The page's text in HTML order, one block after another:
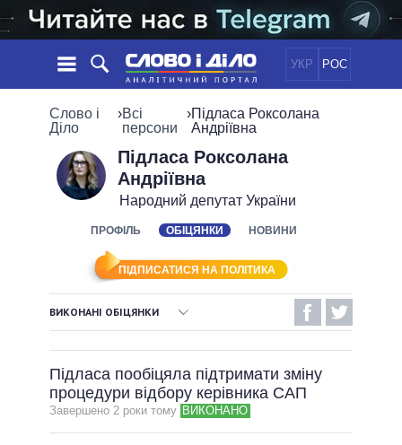
УКР РОС
НОВИНИ
СТРІЧКА
ПОДІЇ
ДУМКИ
ОГЛЯДИ
ДАЙДЖЕСТИ
ПОЛІТИКА
СУСПІЛЬСТВО
СВІТ
ОБIЦЯНКИ
ПОЛIТИКИ
УСІ ПОЛІТИКИ
ПРЕЗИДЕНТ І ОФІС
ВЕРХОВНА РАДА
КАБІНЕТ МІНІСТРІВ
ВСІ ПЕРСОНИ
ІНФОГРАФІКА
ВІДЕО
ПІДТРИМАТИ
ПОРІВНЯННЯ ПОЛІТИКІВ
Слово і
Діло
›Всі
персони
›Підласа Роксолана
Андріївна
Підласа Роксолана
Андріївна
Народний депутат України
ПРОФІЛЬ ОБІЦЯНКИ НОВИНИ
ПІДПИСАТИСЯ НА ПОЛІТИКА
ВИКОНАНІ ОБІЦЯНКИ
НЕВИКОНАНІ ОБІЦЯНКИ
ОБІЦЯНКИ У ПРОЦЕСІ
ВСІ ОБІЦЯНКИ
Підласа пообіцяла підтримати зміну
процедури відбору керівника САП
Завершено 2 роки тому ВИКОНАНО